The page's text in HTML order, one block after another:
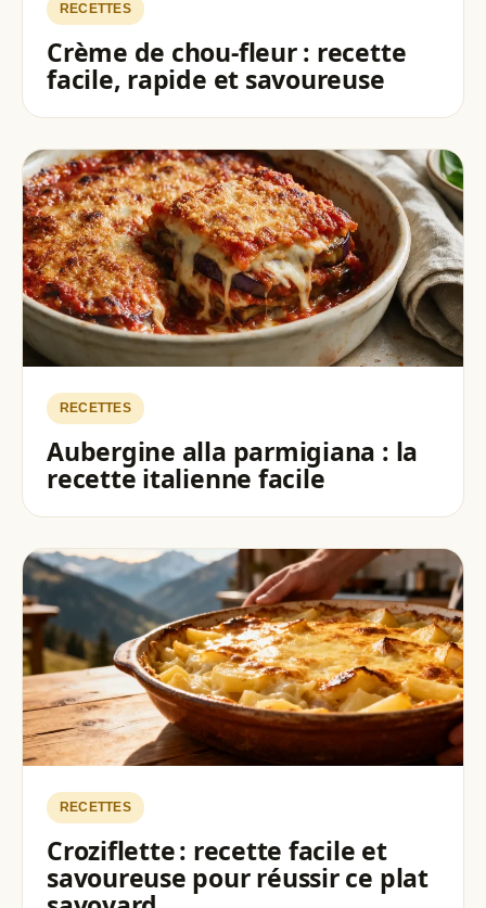
RECETTES
Crème de chou-fleur : recette
facile, rapide et savoureuse
RECETTES
Aubergine alla parmigiana : la
recette italienne facile
RECETTES
Croziflette : recette facile et
savoureuse pour réussir ce plat